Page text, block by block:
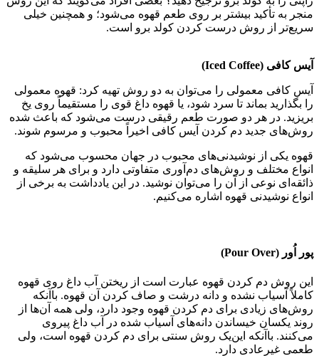
منجر به تأکید بیشتر بر روی طعم قهوه می‌شود؛ و همچنین خیلی
سریع‌تر از روش درست کردن کولد برو است.
آیس کافی (Iced Coffee)
آیس کافی معمولی را می‌توان به دو روش تهیه کرد: قهوه معمولی
را بگذارید بماند تا سرد شود، یا قهوه داغ قوی را مستقیماً روی یخ
بریزید. در هر دو صورت طعم رقیقی درست می‌شود که باعث شده
روش‌های جدید دم کردن آیس کافی اخیراً محبوب و مرسوم شوند.
قهوه یکی از نوشیدنی‌های محبوب در جهان محسوب می‌شود که
انواع مختلف و روش‌های دم‌آوری متفاوتی دارد و برای هر سلیقه و
ذائقه‌ای نوعی از آن را می‌توان نوشید. در این یادداشت به برخی از
انواع نوشیدنی قهوه اشاره می‌کنیم.
پور اُور (Pour Over)
این روش دم کردن قهوه عبارت است از ریختن آب داغ روی قهوه
کاملاً آسیاب نشده و دانه درشت و صاف کردن آن قهوه. باآنکه
روش‌های زیادی برای دم کردن قهوه وجود دارد، ولی همه آن‌ها از
روند یکسان خیساندن دانه‌های آسیاب شده در آب داغ پیروی
می‌کنند. باآنکه این‌یک روش سنتی برای دم کردن قهوه است، ولی
طعمی غیرعادی دارد.